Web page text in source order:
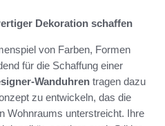
Dekoration schaffen
von Farben, Formen
für die Schaffung einer
Wanduhren tragen dazu
zu entwickeln, das die
Wohnraums unterstreicht. Ihre